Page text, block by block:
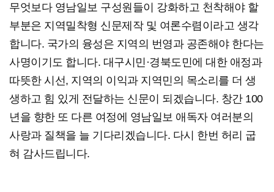
무엇보다 영남일보 구성원들이 강화하고 천착해야 할
부분은 지역밀착형 신문제작 및 여론수렴이라고 생각
합니다. 국가의 융성은 지역의 번영과 공존해야 한다는
사명이기도 합니다. 대구시민·경북도민에 대한 애정과
따뜻한 시선, 지역의 이익과 지역민의 목소리를 더 생
생하고 힘 있게 전달하는 신문이 되겠습니다. 창간 100
년을 향한 또 다른 여정에 영남일보 애독자 여러분의
사랑과 질책을 늘 기다리겠습니다. 다시 한번 허리 굽
혀 감사드립니다.